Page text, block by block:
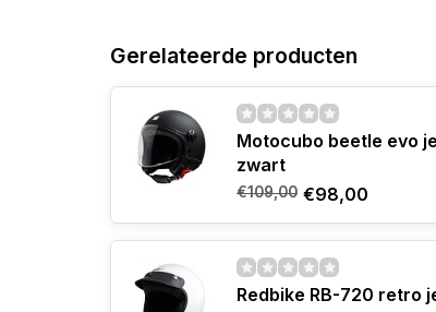
Gerelateerde producten
Motocubo beetle evo
zwart
€109,00 €98,00
Redbike RB-720 retro